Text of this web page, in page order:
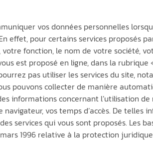
vos données personnelles
effet, pour certains services proposés
fonction, le nom de votre société,
est proposé en ligne, dans la
pas utiliser les services du site,
pouvons collecter de manière
informations concernant l’utilisation
vos temps d’accès. De
services qui vous sont proposés. Les
1996 relative à la protection